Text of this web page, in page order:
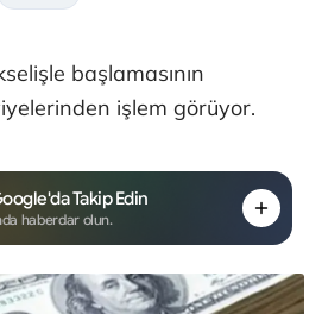
başlamasının
işlem görüyor.
Takip Edin
haberdar olun.